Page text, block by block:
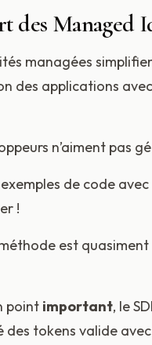
des Managed
managées
des applications
n’aiment pas
de code avec
!
est
point important, le
tokens valide avec